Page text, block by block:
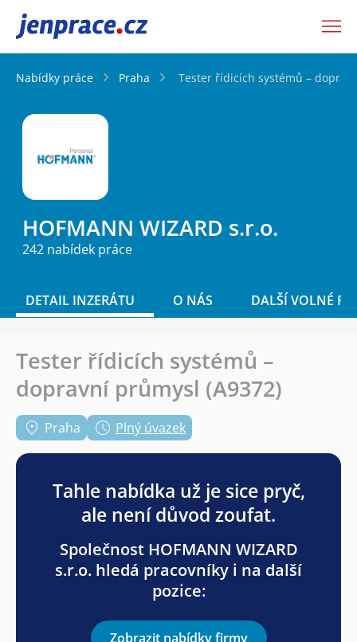
JenPráce.cz
Nabídky práce Praha Tester řídicích systémů –
HOFMANN WIZARD s.r.o.
242 nabídek práce
DETAIL INZERÁTU O NÁS DALŠÍ VOLNÉ
Tester řídicích systémů –
dopravní průmysl (A9372)
Praha Plný úvazek
Tahle nabídka už je sice pryč,
ale není důvod zoufat.
Společnost HOFMANN WIZARD
s.r.o. hledá pracovníky i na další
pozice:
Zobrazit nabídky firmy